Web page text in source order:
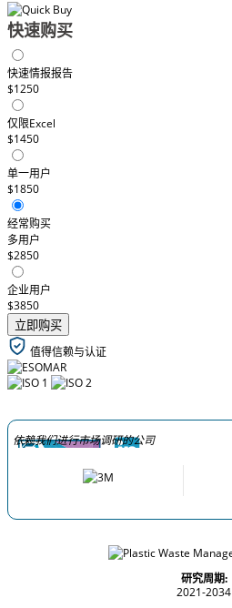
快速购买
快速情报报告
$1250
仅限Excel
$1450
单一用户
$1850
经常购买
多用户
$2850
企业用户
$3850
立即购买
值得信赖与认证
依赖我们进行市场调研的公司
研究周期:
2021-2034